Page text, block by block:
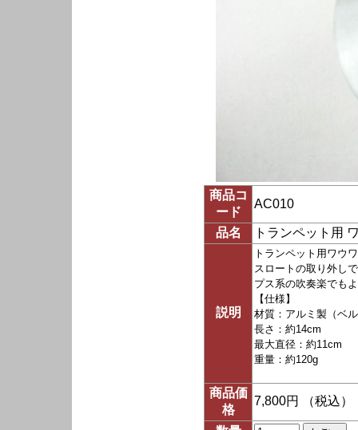
商品コ
ード
AC010
品名 トランペット用
説明
トランペット用ワウ
スロートの取り外し
プス系の吹奏楽でも
【仕様】
材質：アルミ製（ベ
長さ：約14cm
最大直径：約11cm
重量：約120g
商品価
格
7,800円 （税込）